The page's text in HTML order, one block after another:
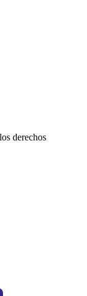
derechos